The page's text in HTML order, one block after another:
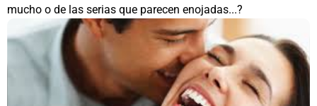
mucho o de las serias que parecen enojadas...?